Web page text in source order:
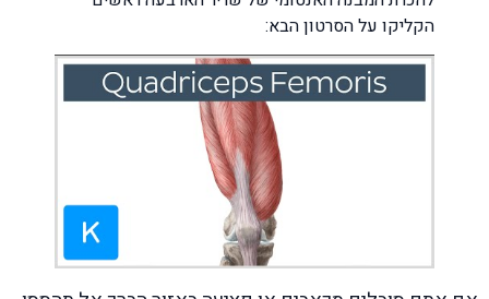
הקליקו על הסרטון הבא: